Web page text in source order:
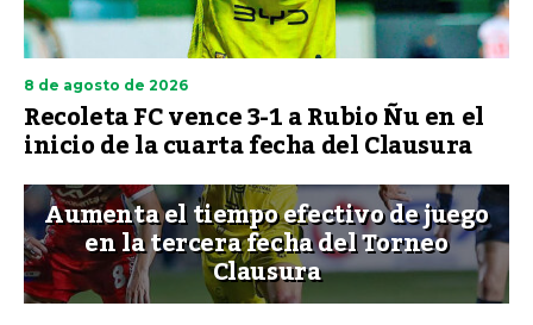
8 de agosto de 2026
Recoleta FC vence 3-1 a Rubio Ñu en el
inicio de la cuarta fecha del Clausura
Aumenta el tiempo efectivo de juego
en la tercera fecha del Torneo
Clausura